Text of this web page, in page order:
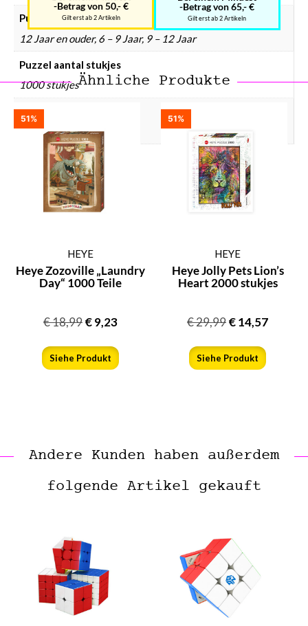
Puzzels leeftijd
12 Jaar en ouder, 6 – 9 Jaar, 9 – 12 Jaar
Puzzel aantal stukjes
1000 stukjes
Puzzel gewicht
830 gram
-Betrag von 50,- €
Gilt erst ab 2 Artikeln
-Betrag von 65,- €
Gilt erst ab 2 Artikeln
Ähnliche Produkte
51%
HEYE
Heye Zozoville „Laundry
Day“ 1000 Teile
€18,99€9,23
Siehe Produkt
51%
HEYE
Heye Jolly Pets Lion’s
Heart 2000 stukjes
€29,99€14,57
Siehe Produkt
Andere Kunden haben außerdem
folgende Artikel gekauft